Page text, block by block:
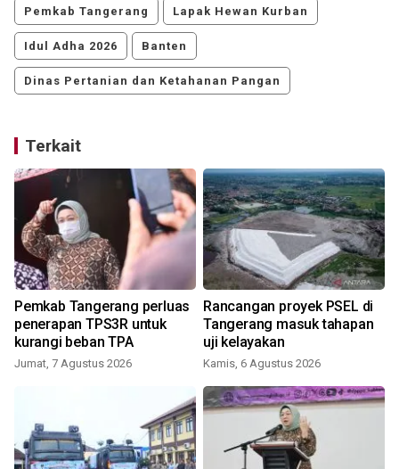
Pemkab Tangerang Lapak Hewan Kurban
Idul Adha 2026 Banten
Dinas Pertanian dan Ketahanan Pangan
Terkait
Pemkab Tangerang perluas
penerapan TPS3R untuk
kurangi beban TPA
Jumat, 7 Agustus 2026
Rancangan proyek PSEL di
Tangerang masuk tahapan
uji kelayakan
Kamis, 6 Agustus 2026